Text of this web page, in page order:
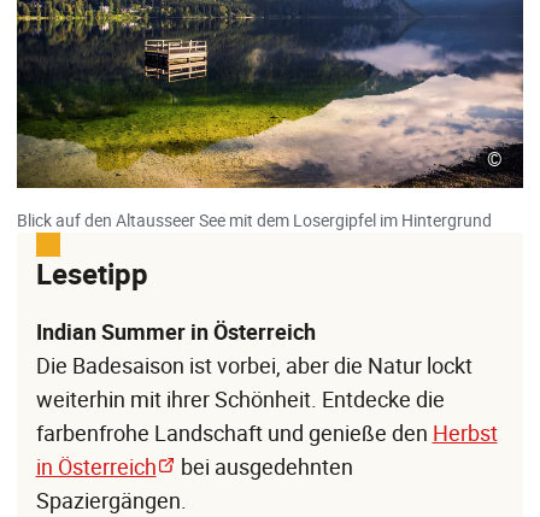
©
Blick auf den Altausseer See mit dem Losergipfel im Hintergrund
Lesetipp
Indian Summer in Österreich
Die Badesaison ist vorbei, aber die Natur lockt
weiterhin mit ihrer Schönheit. Entdecke die
farbenfrohe Landschaft und genieße den Herbst
in Österreich
bei ausgedehnten
Spaziergängen.